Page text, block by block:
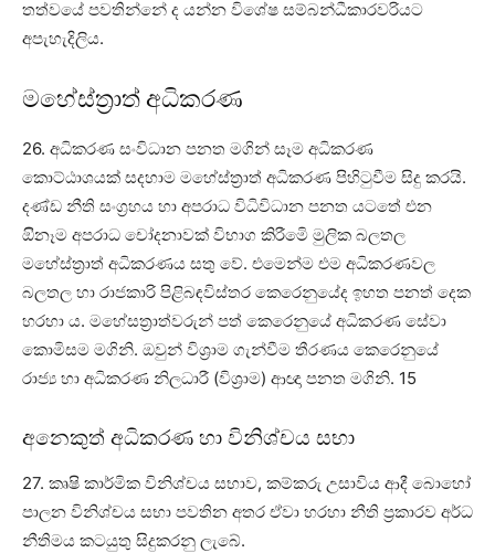
තත්වයේ පවතින්නේ ද යන්න විශේෂ සම්බන්ධීකාරවරියට
අපැහැදිලිය.
මහේස්ත්‍රාත් අධිකරණ
26. අධිකරණ සංවිධාන පනත මගින් සෑම අධිකරණ
කොට්ඨාශයක් සදහාම මහේස්ත්‍රාත් අධිකරණ පිහිටුවීම සිදු කරයි.
දණ්ඩ නීති සංග්‍රහය හා අපරාධ විධිවිධාන පනත යටතේ එන
ඔිනෑම අපරාධ චෝදනාවක් විභාග කිරීමෙි මුලික බලතල
මහේස්ත්‍රාත් අධිකරණය සතු වේ. එමෙන්ම එම අධිකරණවල
බලතල හා රාජකාරි පිළිබඳවිස්තර කෙරෙනුයේද ඉහත පනත් දෙක
හරහා ය. මහේසත්‍රාත්වරුන් පත් කෙරෙනුයේ අධිකරණ සේවා
කොමිසම මගිනි. ඔවුන් විශ්‍රාම ගැන්වීම තීරණය කෙරෙනුයේ
රාජ්‍ය හා අධිකරණ නිලධාරී (විශ්‍රාම) ආඥා පනත මගිනි. 15
අනෙකුත් අධිකරණ හා විනිශ්චය සභා
27. කෘෂි කාර්මික විනිශ්චය සභාව, කම්කරු උසාවිය ආදී බොහෝ
පාලන විනිශ්චය සභා පවතින අතර ඒවා හරහා නීති ප්‍රකාරව අර්ධ
නීතිමය කටයුතු සිදුකරනු ලැබේ.